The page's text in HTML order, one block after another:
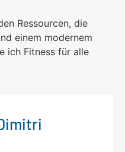
Ressourcen, die
einem modernem
ich Fitness für alle